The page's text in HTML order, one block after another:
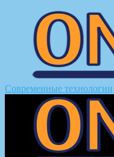
Современные технологии